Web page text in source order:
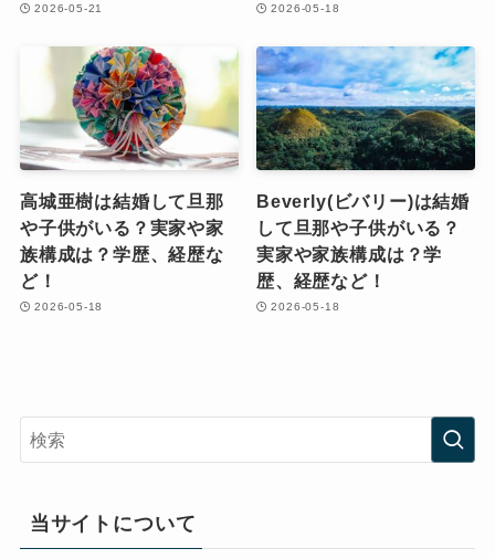
2026-05-21 2026-05-18
高城亜樹は結婚して旦那
や子供がいる？実家や家
族構成は？学歴、経歴な
ど！
2026-05-18
Beverly(ビバリー)は結婚
して旦那や子供がいる？
実家や家族構成は？学
歴、経歴など！
2026-05-18
当サイトについて